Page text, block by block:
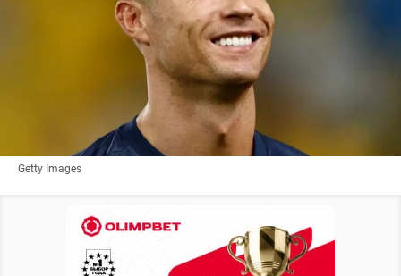
Getty Images